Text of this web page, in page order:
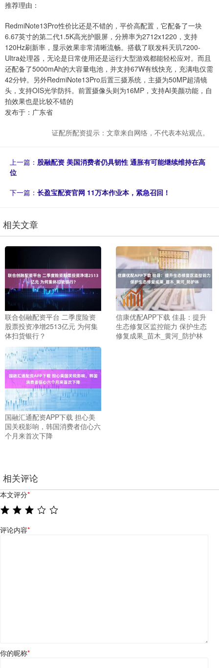
推荐理由：
RedmiNote13Pro性价比还是不错的，平价高配置，它配备了一块
6.67英寸的第二代1.5K高光护眼屏，分辨率为2712x1220，支持
120Hz刷新率，显示效果非常清晰流畅。搭载了联发科天玑7200-
Ultra处理器，无论是日常使用还是运行大型游戏都能轻松应对。而且
还配备了5000mAh的大容量电池，并支持67W有线快充，充满电仅需
42分钟。另外RedmiNote13Pro后置三摄系统，主摄为50MP超清镜
头，支持OIS光学防抖。前置摄像头则为16MP，支持AI美颜功能，自
拍效果也是比较不错的
发布于：广东省
证配所配资提示：文章来自网络，不代表本站观点。
上一篇： 股融配资 美国消费者仍具韧性 通胀有可能继续维持在高
位
下一篇： 长盈宝配资官网 11万本作业本，紧急召回！
相关文章
联合创融配资平台 二季度险资
股票投资净增2513亿元 为何集
体扫货银行？
信康优配APP下载 佳县：提升
生态修复区监控能力 保护生态
修复成果_苗木_黄河_防护林
国融汇通配资APP下载 担心美
国关税影响，韩国消费者信心六
个月来首次下降
相关评论
本文评分*
评论内容*
你的昵称*